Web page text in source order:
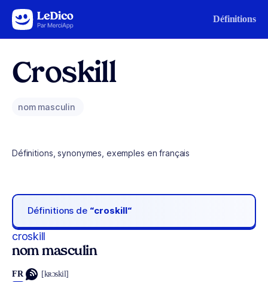
Aller au contenu Définitions
Croskill
nom masculin
Définitions, synonymes, exemples en français
Définitions de “croskill“
croskill
nom masculin
FR [kʀɔskil]